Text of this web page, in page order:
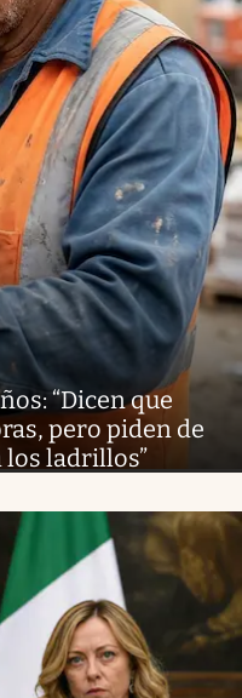
“Dicen que
pero piden de
ladrillos”